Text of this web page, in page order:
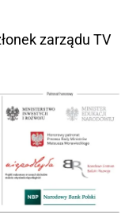
zarządu TV